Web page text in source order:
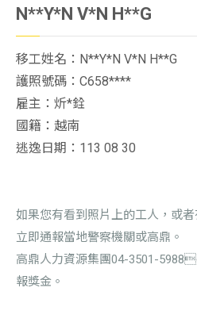
N**Y*N V*N H**G
移工姓名：N**Y*N V*N H**G
護照號碼：C658****
雇主：炘*銓
國籍：越南
逃逸日期：113 08 30
如果您有看到照片上的工人，或
立即通報當地警察機關或高鼎。
高鼎人力資源集團04-3501-
報獎金。